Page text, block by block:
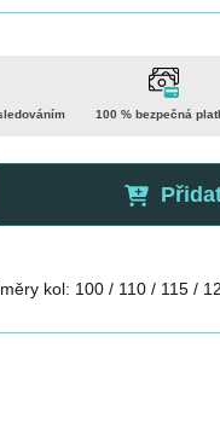
100 % bezpečná
kol: 100 / 110 / 115 /